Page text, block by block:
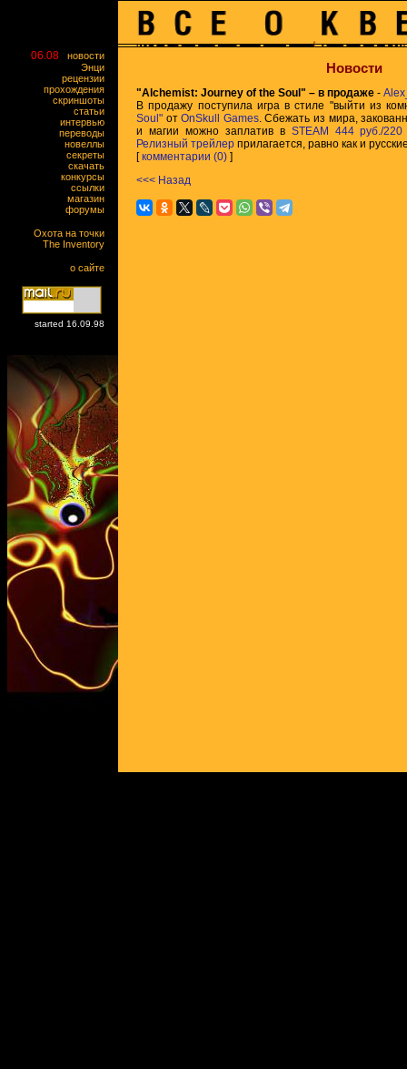
06.08
новости
Энци
рецензии
прохождения
скриншоты
статьи
интервью
переводы
новеллы
секреты
скачать
конкурсы
ссылки
магазин
форумы
Охота на точки
The Inventory
о сайте
started 16.09.98
Новости
"Alchemist: Journey of the Soul" – в продаже -
В продажу поступила игра в стиле "выйти из
Soul" отOnSkull Games. Сбежать из мира,
и магии можно заплатив в STEAM
444 руб./220
Релизный трейлер прилагается, равно как и
[комментарии (0) ]
<<< Назад